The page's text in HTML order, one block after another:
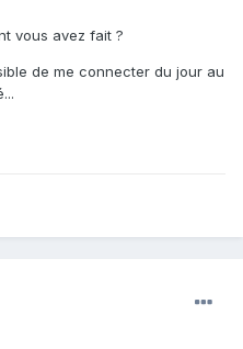
vous avez fait ?
de me connecter du jour au